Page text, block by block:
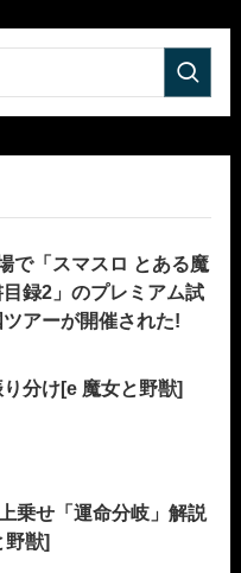
で「スマスロ とある魔
録2」のプレミアム試
アーが開催された!
分け[e 魔女と野獣]
乗せ「運命分岐」解説
野獣]